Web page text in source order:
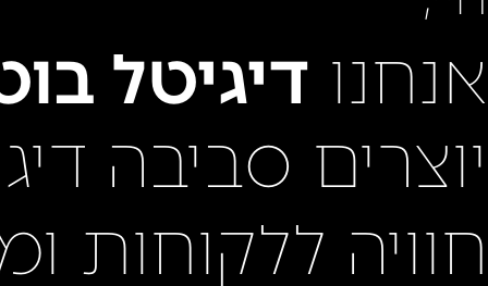
אנחנו דיגיטל
יוצרים סביבה
חוויה ללקוחות